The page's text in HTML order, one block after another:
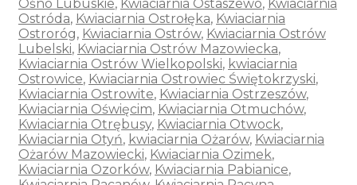
Ośno Lubuskie, Kwiaciarnia Ostaszewo, Kwiaciarnia
Ostróda, Kwiaciarnia Ostrołęka, Kwiaciarnia
Ostroróg, Kwiaciarnia Ostrów, Kwiaciarnia Ostrów
Lubelski, Kwiaciarnia Ostrów Mazowiecka,
Kwiaciarnia Ostrów Wielkopolski, kwiaciarnia
Ostrowice, Kwiaciarnia Ostrowiec Świętokrzyski,
Kwiaciarnia Ostrowite, Kwiaciarnia Ostrzeszów,
Kwiaciarnia Oświęcim, Kwiaciarnia Otmuchów,
Kwiaciarnia Otrębusy, Kwiaciarnia Otwock,
Kwiaciarnia Otyń, kwiaciarnia Ożarów, Kwiaciarnia
Ożarów Mazowiecki, Kwiaciarnia Ozimek,
Kwiaciarnia Ozorków, Kwiaciarnia Pabianice,